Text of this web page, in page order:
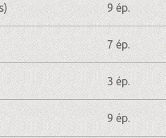
9 ép.
7 ép.
3 ép.
9 ép.